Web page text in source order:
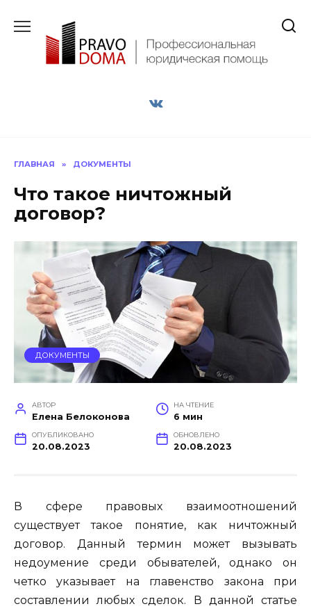
содержанию
ГЛАВНАЯ » ДОКУМЕНТЫ
Что такое ничтожный
договор?
ДОКУМЕНТЫ
АВТОР
Елена Белоконова
НА ЧТЕНИЕ
6 мин
ОПУБЛИКОВАНО
20.08.2023
ОБНОВЛЕНО
20.08.2023
В сфере правовых взаимоотношений
существует такое понятие, как ничтожный
договор. Данный термин может вызывать
недоумение среди обывателей, однако он
четко указывает на главенство закона при
составлении любых сделок. В данной статье